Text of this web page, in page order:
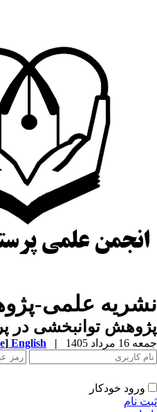
علمی-
توانبخشی در
مرداد 1405 |
English
]
ورود خودکار
نام